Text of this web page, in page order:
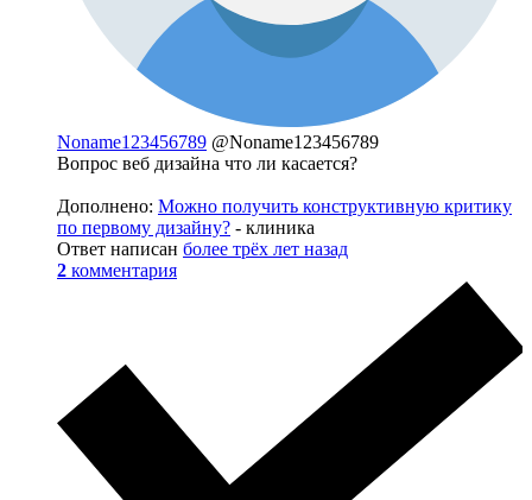
Noname123456789 @Noname123456789
Вопрос веб дизайна что ли касается?
Дополнено: Можно получить конструктивную критику
по первому дизайну? - клиника
Ответ написан более трёх лет назад
2 комментария